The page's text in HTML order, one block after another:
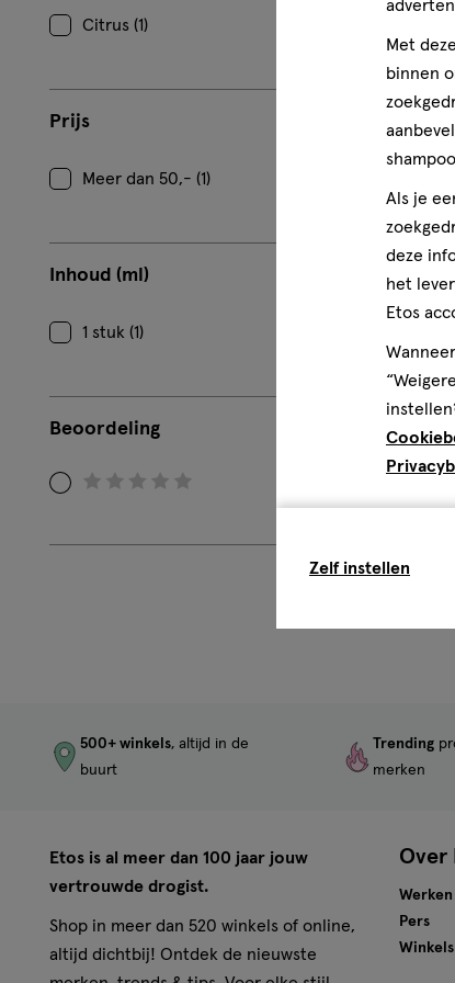
Citrus (1)
Prijs
Meer dan 50,- (1)
Inhoud (ml)
1 stuk (1)
Beoordeling
500+ winkels, altijd in de
buurt
Trending
merken
Etos is al meer dan 100 jaar jouw
vertrouwde drogist.
Shop in meer dan 520 winkels of online,
altijd dichtbij! Ontdek de nieuwste
Over
Werken
Pers
Winkels
Met
binnen
Als je
deze
het
Etos
Zelf instellen